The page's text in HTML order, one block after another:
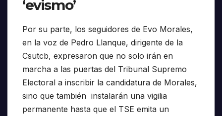
‘evismo’
Por su parte, los seguidores de Evo Morales,
en la voz de Pedro Llanque, dirigente de la
Csutcb, expresaron que no solo irán en
marcha a las puertas del Tribunal Supremo
Electoral a inscribir la candidatura de Morales,
sino que también instalarán una vigilia
permanente hasta que el TSE emita un